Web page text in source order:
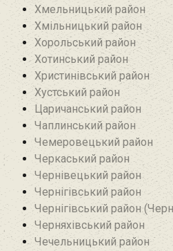
Хмельницький район
Хмільницький район
Хорольський район
Хотинський район‎
Христинівський район
Хустський район
Царичанський район
Чаплинський район
Чемеровецький район
Черкаський район
Чернівецький район
Чернігівський район
Чернігівський район
Черняхівський район‎
Чечельницький район